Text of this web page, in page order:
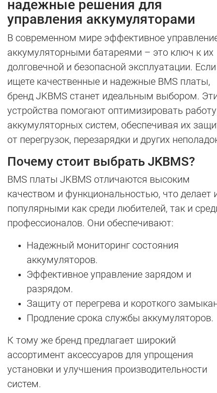
надежные решения для
управления аккумуляторами
В современном мире эффективное
аккумуляторными батареями – это ключ к их
долговечной и безопасной эксплуатации.
ищете качественные и надежные BMS платы,
бренд JKBMS станет идеальным выбором.
устройства помогают оптимизировать работу
аккумуляторных систем, обеспечивая их
от перегрузок, перезарядки и других
Почему стоит выбрать JKBMS?
BMS платы JKBMS отличаются высоким
качеством и функциональностью, что делает
популярными как среди любителей, так и
профессионалов. Они обеспечивают:
Надежный мониторинг состояния
аккумуляторов.
Эффективное управление зарядом и
разрядом.
Защиту от перегрева и короткого
Продление срока службы аккумуляторов.
К тому же бренд предлагает широкий
ассортимент аксессуаров для упрощения
установки и улучшения производительности
систем.